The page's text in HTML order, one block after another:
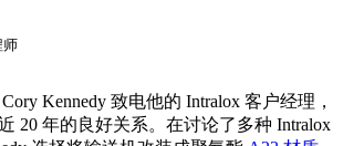
师
Kennedy 致电他的 Intralox 客户经理，
20 年的良好关系。在讨论了多种 Intralox